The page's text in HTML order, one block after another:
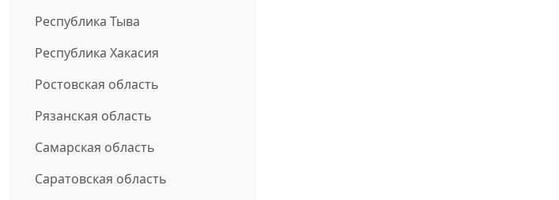
Республика Тыва
Республика Хакасия
Ростовская область
Рязанская область
Самарская область
Саратовская область